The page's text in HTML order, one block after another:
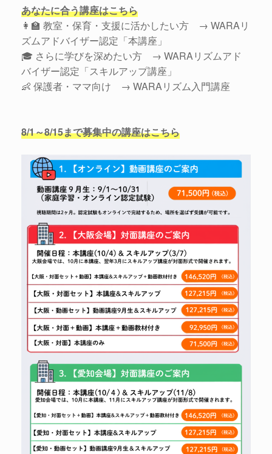
あなたに合う講座はこちら
👩‍🏫 教室・保育・支援に活かしたい方 → WARAリ
ズムアドバイザー認定「本講座」
🎓 さらに学びを深めたい方 → WARAリズムアド
バイザー認定「スキルアップ講座」
👶 保護者・ママ向け → WARAリズム入門講座
8/1～8/15まで募集中の講座はこちら